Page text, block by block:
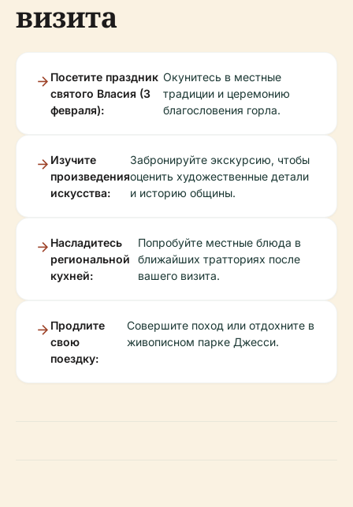
визита
Посетите праздник
святого Власия (3
февраля):
Окунитесь в местные
традиции и церемонию
благословения горла.
Изучите
произведения
искусства:
Забронируйте экскурсию, чтобы
оценить художественные детали
и историю общины.
Насладитесь
региональной
кухней:
Попробуйте местные блюда в
ближайших тратториях после
вашего визита.
Продлите
свою
поездку:
Совершите поход или отдохните в
живописном парке Джесси.